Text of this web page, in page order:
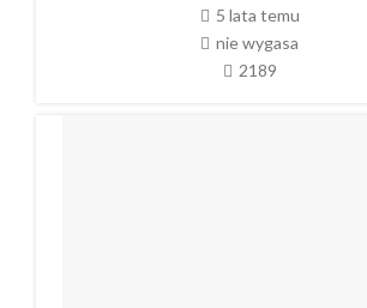
5 lata temu
nie wygasa
2189